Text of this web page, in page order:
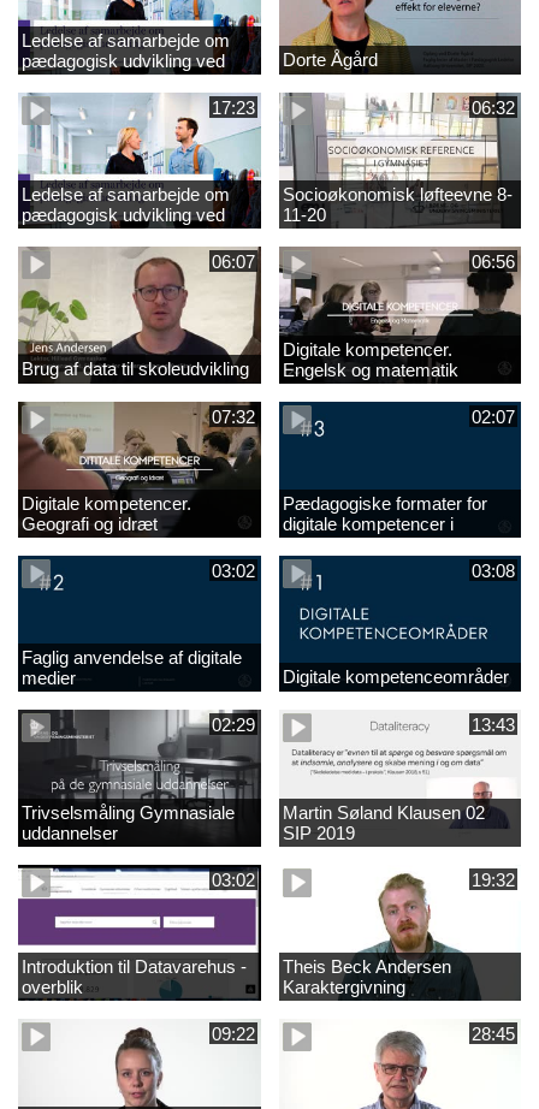
Ledelse af samarbejde om
pædagogisk udvikling ved
EVA 18-11-20
Dorte Ågård
17:23
Ledelse af samarbejde om
pædagogisk udvikling ved
EVA
06:32
Socioøkonomisk løfteevne 8-
11-20
06:07
Brug af data til skoleudvikling
06:56
Digitale kompetencer.
Engelsk og matematik
07:32
Digitale kompetencer.
Geografi og idræt
02:07
Pædagogiske formater for
digitale kompetencer i
undervisningen
03:02
Faglig anvendelse af digitale
medier
03:08
Digitale kompetenceområder
02:29
Trivselsmåling Gymnasiale
uddannelser
13:43
Martin Søland Klausen 02
SIP 2019
03:02
Introduktion til Datavarehus -
overblik
19:32
Theis Beck Andersen
Karaktergivning
09:22 28:45